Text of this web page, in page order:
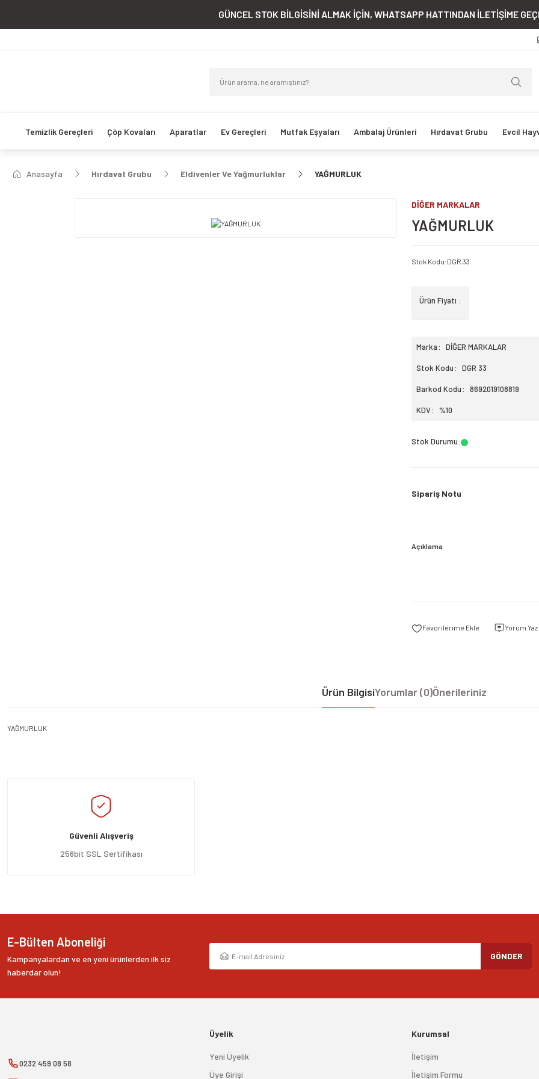
GÜNCEL STOK BİLGİSİNİ ALMAK İÇİN, WHATSAPP HATTINDAN İLETİŞİME
Temizlik Gereçleri Çöp Kovaları Aparatlar Ev Gereçleri Mutfak Eşyaları Ambalaj Ürünleri Hırdavat Grubu Evcil
Anasayfa Hırdavat Grubu Eldivenler Ve Yağmurluklar YAĞMURLUK
DİĞER MARKALAR
YAĞMURLUK
Stok Kodu:DGR 33
Ürün Fiyatı :
Marka DİĞER MARKALAR
Stok Kodu DGR 33
Barkod Kodu 8692019108819
KDV %10
Stok Durumu:
Sipariş Notu
Açıklama
Yorum Yaz
Ürün BilgisiYorumlar (0)Önerileriniz
YAĞMURLUK
Ürün resmi kalitesiz, bozuk veya görüntülenemiyor.
Ürün açıklamasında eksik bilgiler bulunuyor.
Ürün bilgilerinde hatalar bulunuyor.
Ürün fiyatı diğer sitelerden daha pahalı.
Güvenli Alışveriş
256bit SSL Sertifikası
E-Bülten Aboneliği
Kampanyalardan ve en yeni ürünlerden ilk siz
haberdar olun!
GÖNDER
0232 459 08 58
Üyelik
Yeni Üyelik
Üye Girişi
Kurumsal
İletişim
İletişim Formu